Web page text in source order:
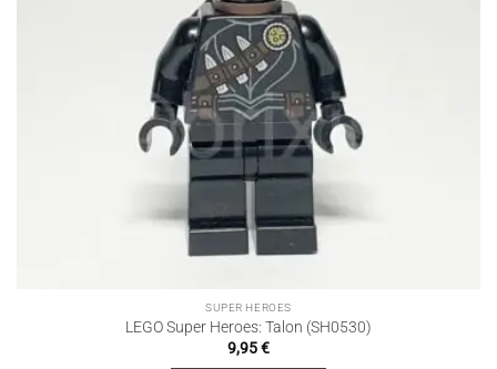
SUPER HEROES
LEGO Super Heroes: Talon (SH0530)
9,95€